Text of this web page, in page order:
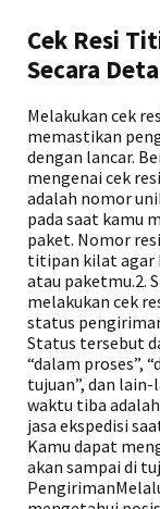
Cek Resi
Secara
Melakukan cek
memastikan
dengan lancar.
mengenai cek
adalah nomor
pada saat kamu
paket. Nomor
titipan kilat agar
atau paketmu.2.
melakukan cek
status
Status tersebut
“dalam proses”,
tujuan”, dan
waktu tiba
jasa ekspedisi
Kamu dapat
akan sampai di